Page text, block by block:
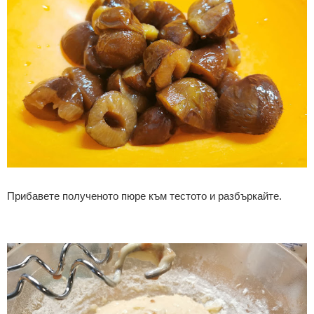
Прибавете полученото пюре към тестото и разбъркайте.